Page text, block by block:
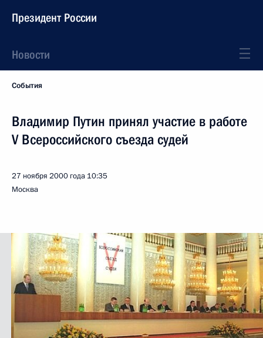
Президент России
Новости
События
Владимир Путин принял участие в работе
V Всероссийского съезда судей
27 ноября 2000 года 10:35
Москва